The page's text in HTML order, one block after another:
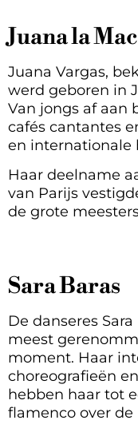
Juana la
Juana Vargas,
werd geboren in
Van jongs af aan
cafés cantantes
en internationale
Haar deelname
van Parijs
de grote
Sara Baras
De danseres
meest
moment. Haar
choreografieën
hebben haar tot
flamenco over